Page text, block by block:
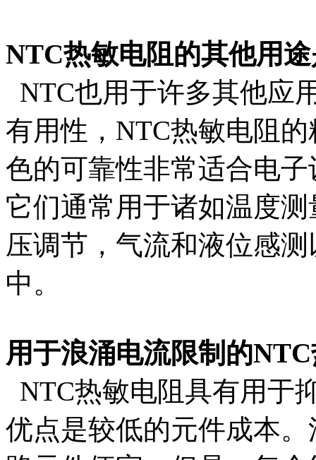
NTC热敏电阻的其他用
NTC也用于许多其他应
有用性，NTC热敏电阻
色的可靠性非常适合电
它们通常用于诸如温度
压调节，气流和液位感
中。
用于浪涌电流限制的
NTC热敏电阻具有用于
优点是较低的元件成本